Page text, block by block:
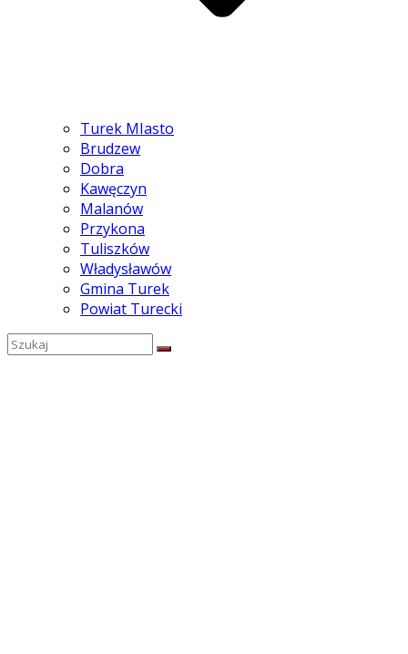
Turek MIasto
Brudzew
Dobra
Kawęczyn
Malanów
Przykona
Tuliszków
Władysławów
Gmina Turek
Powiat Turecki